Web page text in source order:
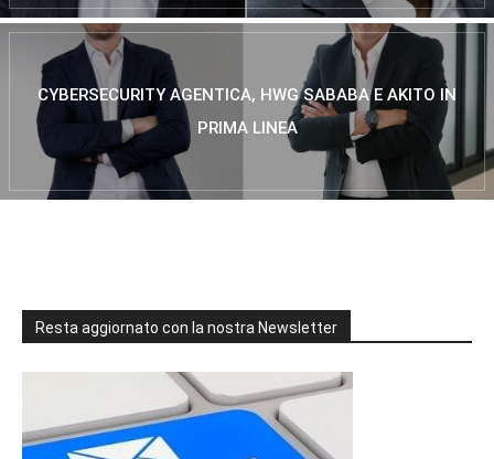
CYBERSECURITY AGENTICA, HWG SABABA E AKITO IN
PRIMA LINEA
Resta aggiornato con la nostra Newsletter